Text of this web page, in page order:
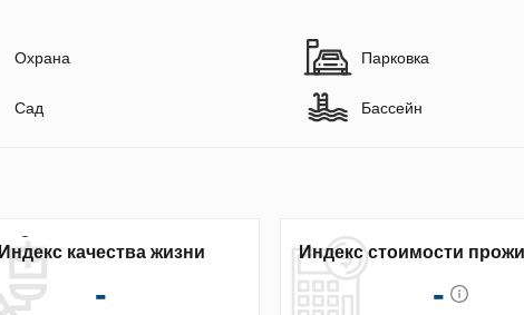
Охрана Парковка
Сад Бассейн
Индекс качества жизни
-
Индекс стоимости
-